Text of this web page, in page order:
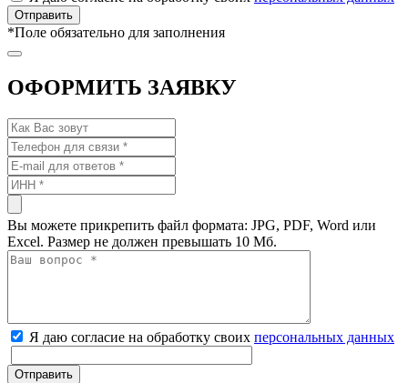
*Поле обязательно для заполнения
ОФОРМИТЬ ЗАЯВКУ
Вы можете прикрепить файл формата: JPG, PDF, Word или
Excel. Размер не должен превышать 10 Мб.
Я даю согласие на обработку своих персональных данных